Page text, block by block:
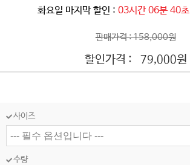
화요일 마지막 할인 : 03시간 06분 38초
판매가격 : 158,000원
할인가격 : 79,000원
사이즈
수량